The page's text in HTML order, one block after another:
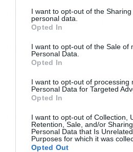
I want to opt-out of the
personal data.
Opted In
I want to opt-out of the Sale of
Personal Data.
Opted In
I want to opt-out of processing
Personal Data for Targeted
Opted In
I want to opt-out of Collection,
Retention, Sale, and/or
Personal Data that Is
Purposes for which it was
Opted Out
Δύο νέοι
όρισε ο Νίκος Χαρδαλιάς
Τρόμος στον αέρα για δύο
λίγο σύγκρουση στο
Οι Χούθι έπληξαν
Aramco στη Σαουδική
Η “Εστία” ξαναχτύπησε για
Χριστοδουλάκη:
το ΠΑΣΟΚ